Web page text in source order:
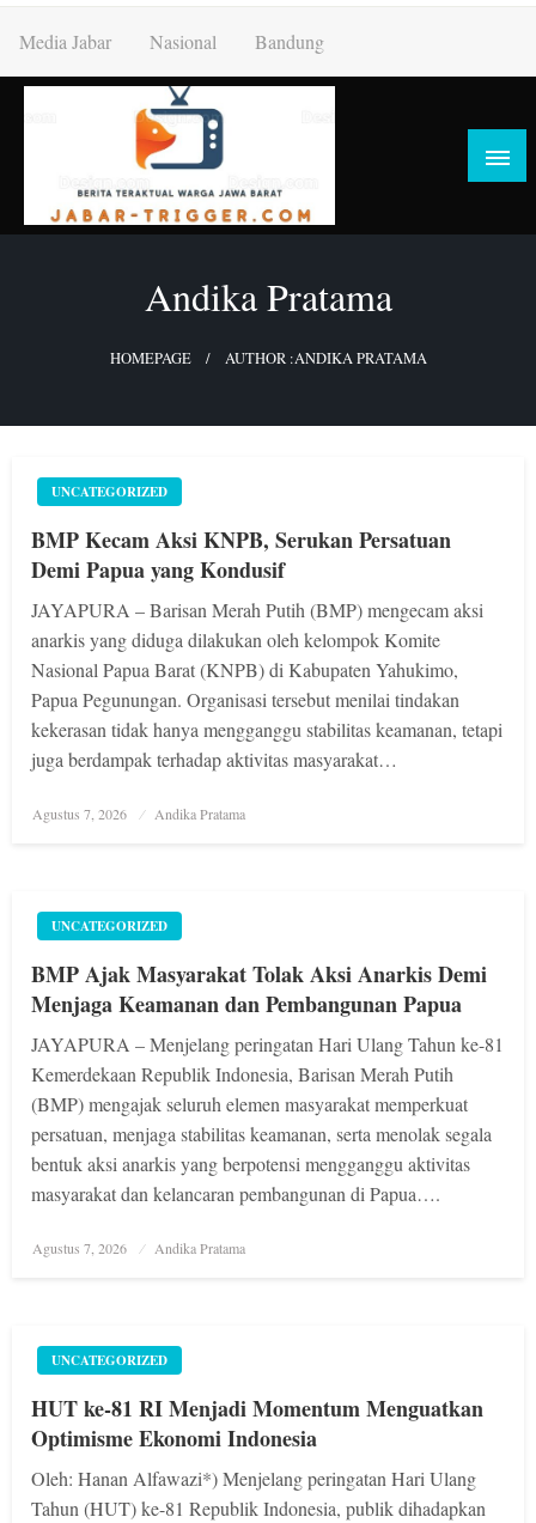
content
Media Jabar Nasional Bandung
Andika Pratama
HOMEPAGE AUTHOR :ANDIKA PRATAMA
UNCATEGORIZED
BMP Kecam Aksi KNPB, Serukan Persatuan
Demi Papua yang Kondusif
JAYAPURA – Barisan Merah Putih (BMP) mengecam aksi
anarkis yang diduga dilakukan oleh kelompok Komite
Nasional Papua Barat (KNPB) di Kabupaten Yahukimo,
Papua Pegunungan. Organisasi tersebut menilai tindakan
kekerasan tidak hanya mengganggu stabilitas keamanan, tetapi
juga berdampak terhadap aktivitas masyarakat…
Posted
Agustus 7, 2026 Andika Pratama
UNCATEGORIZED
BMP Ajak Masyarakat Tolak Aksi Anarkis Demi
Menjaga Keamanan dan Pembangunan Papua
JAYAPURA – Menjelang peringatan Hari Ulang Tahun ke-81
Kemerdekaan Republik Indonesia, Barisan Merah Putih
(BMP) mengajak seluruh elemen masyarakat memperkuat
persatuan, menjaga stabilitas keamanan, serta menolak segala
bentuk aksi anarkis yang berpotensi mengganggu aktivitas
masyarakat dan kelancaran pembangunan di Papua….
Posted
Agustus 7, 2026 Andika Pratama
UNCATEGORIZED
HUT ke-81 RI Menjadi Momentum Menguatkan
Optimisme Ekonomi Indonesia
Oleh: Hanan Alfawazi*) Menjelang peringatan Hari Ulang
Tahun (HUT) ke-81 Republik Indonesia, publik dihadapkan